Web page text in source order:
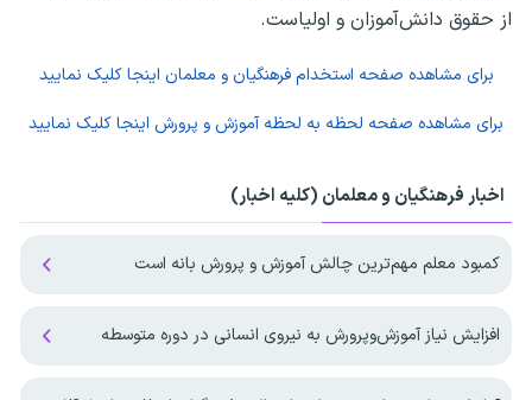
از حقوق دانش‌آموزان و اولیاست.
برای مشاهده صفحه استخدام فرهنگیان و معلمان اینجا کلیک نمایید
برای مشاهده صفحه لحظه به لحظه آموزش و پرورش اینجا کلیک نمایید
اخبار فرهنگیان و معلمان (کلیه اخبار)
کمبود معلم مهم‌ترین چالش آموزش و پرورش بانه است
افزایش نیاز آموزش‌وپرورش به نیروی انسانی در دوره متوسطه